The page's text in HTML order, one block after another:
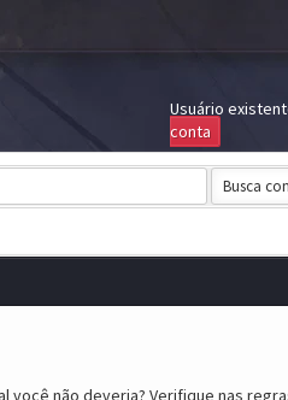
Usuário
conta
você não deveria? Verifique nas